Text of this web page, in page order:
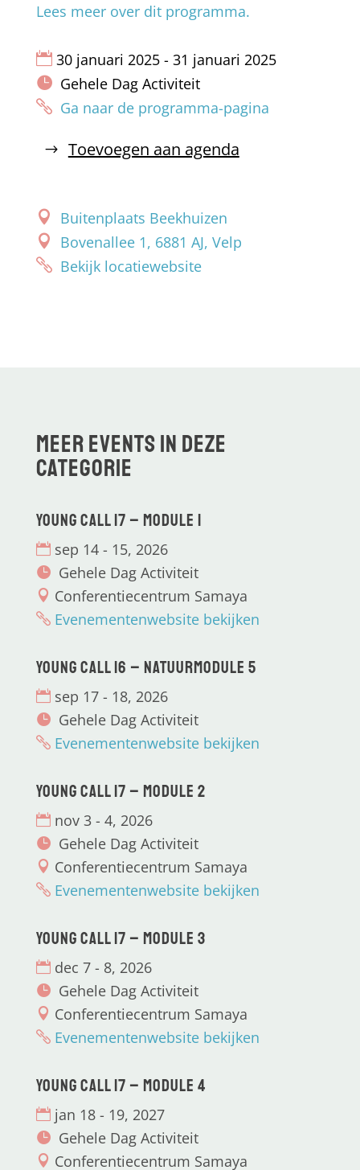
Lees meer over dit programma.
30 januari 2025 - 31 januari 2025
Gehele Dag Activiteit
Ga naar de programma-pagina
Toevoegen aan agenda
Buitenplaats Beekhuizen
Bovenallee 1, 6881 AJ, Velp
Bekijk locatiewebsite
Meer events in deze
categorie
Young CALL 17 – Module 1
sep 14 - 15, 2026
Gehele Dag Activiteit
Conferentiecentrum Samaya
Evenementenwebsite bekijken
Young CALL 16 – Natuurmodule 5
sep 17 - 18, 2026
Gehele Dag Activiteit
Evenementenwebsite bekijken
Young CALL 17 – Module 2
nov 3 - 4, 2026
Gehele Dag Activiteit
Conferentiecentrum Samaya
Evenementenwebsite bekijken
Young CALL 17 – Module 3
dec 7 - 8, 2026
Gehele Dag Activiteit
Conferentiecentrum Samaya
Evenementenwebsite bekijken
Young CALL 17 – Module 4
jan 18 - 19, 2027
Gehele Dag Activiteit
Conferentiecentrum Samaya